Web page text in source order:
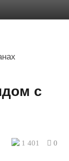
с
1 401 0